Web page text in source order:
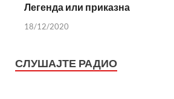
Легенда или приказна
18/12/2020
СЛУШАЈТЕ РАДИО